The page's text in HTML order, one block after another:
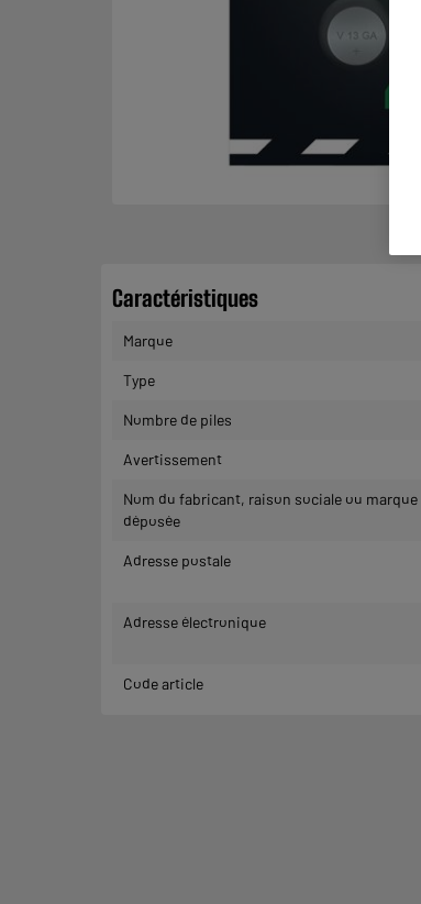
Caractéristiques
Marque
Type
Nombre de piles
Avertissement
Nom du fabricant, raison sociale ou marque
déposée
Adresse postale
Adresse électronique
Code article